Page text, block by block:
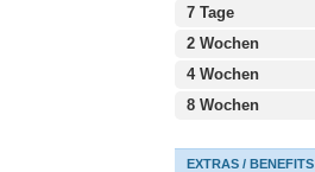
7 Tage
2 Wochen
4 Wochen
8 Wochen
EXTRAS / BENEFITS